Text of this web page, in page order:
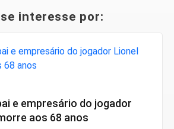
interesse por:
e empresário do jogador
aos 68 anos